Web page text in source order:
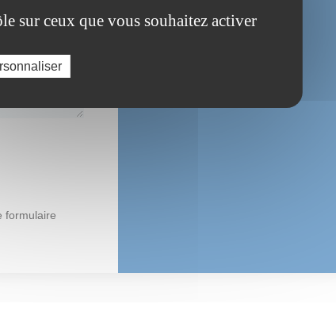
formulaire
520 198 326
sur ceux que vous souhaitez activer